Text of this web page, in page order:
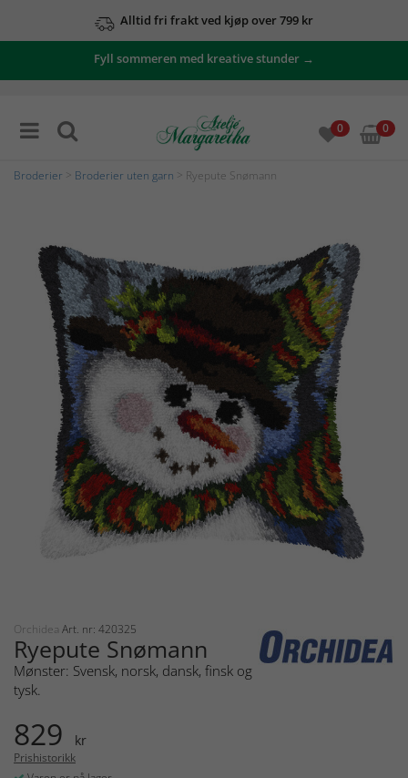
Alltid fri frakt ved kjøp over 799 kr
Fyll sommeren med kreative stunder →
0 0
Broderier Broderier uten garn > Ryepute Snømann
Orchidea Art. nr: 420325
Ryepute Snømann
Mønster: Svensk, norsk, dansk, finsk og
tysk.
829 kr
Prishistorikk